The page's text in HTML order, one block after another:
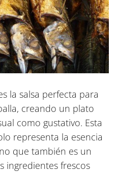
la salsa perfecta para
creando un plato
como gustativo. Esta
representa la esencia
que también es un
ingredientes frescos